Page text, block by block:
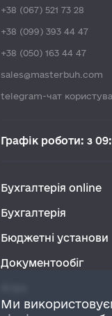
+38 (067) 521 73 28
+38 (099) 393 44 47
+38 (050) 163 44 47
sales@masterbuh.com
telegram-чат
Графік роботи: з
Бухгалтерія online
Бухгалтерія
Бюджетні установи
Документообіг
Ми